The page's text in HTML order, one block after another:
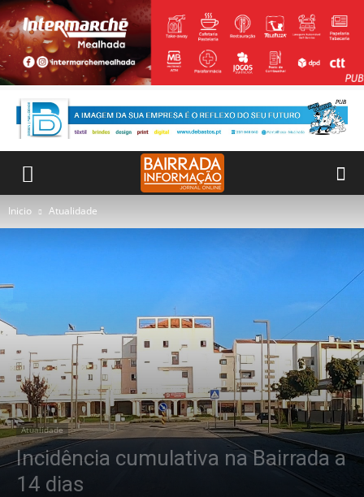
Inicio Atualidade
Atualidade
Incidência cumulativa na Bairrada a
14 dias